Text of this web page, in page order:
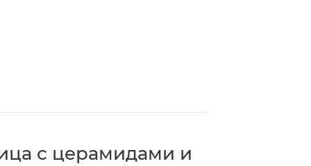
с церамидами и